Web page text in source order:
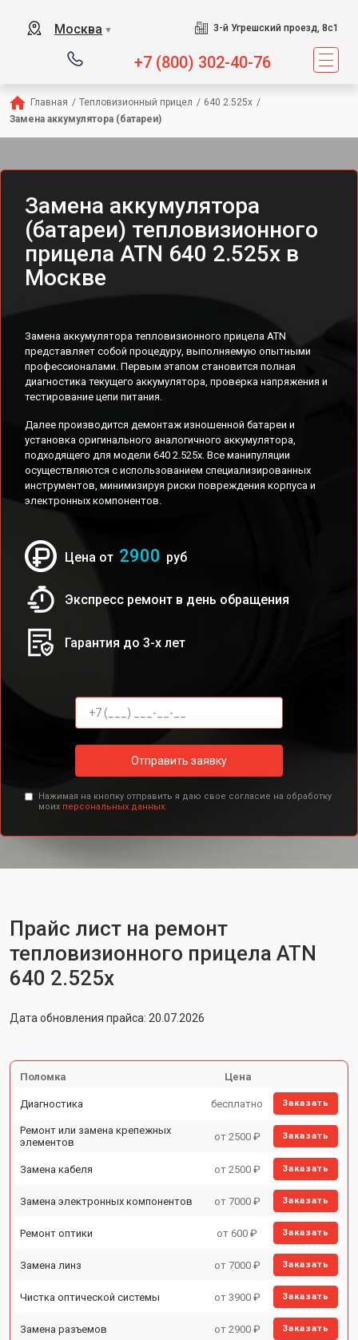
Москва ▼ 3-й Угрешский проезд, 8с1
+7 (800) 302-40-76
Главная / Тепловизионный прицел / 640 2.525x /
Замена аккумулятора (батареи)
Замена аккумулятора
(батареи) тепловизионного
прицела ATN 640 2.525x в
Москве
Замена аккумулятора тепловизионного прицела ATN
представляет собой процедуру, выполняемую опытными
профессионалами. Первым этапом становится полная
диагностика текущего аккумулятора, проверка напряжения и
тестирование цепи питания.
Далее производится демонтаж изношенной батареи и
установка оригинального аналогичного аккумулятора,
подходящего для модели 640 2.525x. Все манипуляции
осуществляются с использованием специализированных
инструментов, минимизируя риски повреждения корпуса и
электронных компонентов.
Цена от 2900 руб
Экспресс ремонт в день обращения
Гарантия до 3-х лет
Отправить заявку
Нажимая на кнопку отправить я даю свое согласие на обработку
моих персональных данных.
Прайс лист на ремонт
тепловизионного прицела ATN
640 2.525x
Дата обновления прайса: 20.07.2026
Поломка Цена
Диагностика бесплатно Заказать
Ремонт или замена крепежных
элементов
от 2500 ₽ Заказать
Замена кабеля от 2500 ₽ Заказать
Замена электронных компонентов от 7000 ₽ Заказать
Ремонт оптики от 600 ₽ Заказать
Замена линз от 7000 ₽ Заказать
Чистка оптической системы от 3900 ₽ Заказать
Замена разъемов от 2900 ₽ Заказать